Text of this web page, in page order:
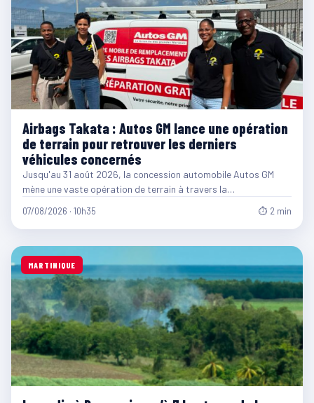
Airbags Takata : Autos GM lance une opération
de terrain pour retrouver les derniers
véhicules concernés
Jusqu'au 31 août 2026, la concession automobile Autos GM
mène une vaste opération de terrain à travers la…
07/08/2026 · 10h35 ⏱ 2 min
MARTINIQUE